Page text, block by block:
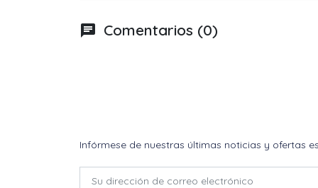
chat Comentarios (0)
Infórmese de nuestras últimas noticias y ofertas